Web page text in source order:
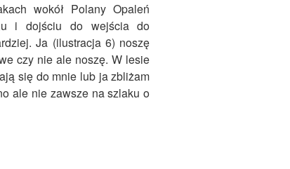
wokół Polany Opaleń
i dojściu do wejścia do
Ja (ilustracja 6) noszę
czy nie ale noszę. W lesie
się do mnie lub ja zbliżam
ale nie zawsze na szlaku o